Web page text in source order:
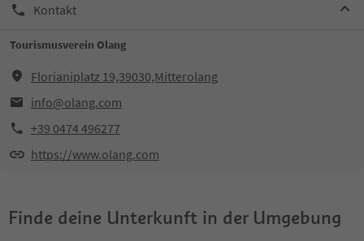
Kontakt
Tourismusverein Olang
Florianiplatz 19,39030,Mitterolang
info@olang.com
+39 0474 496277
https://www.olang.com
Finde deine Unterkunft in der Umgebung